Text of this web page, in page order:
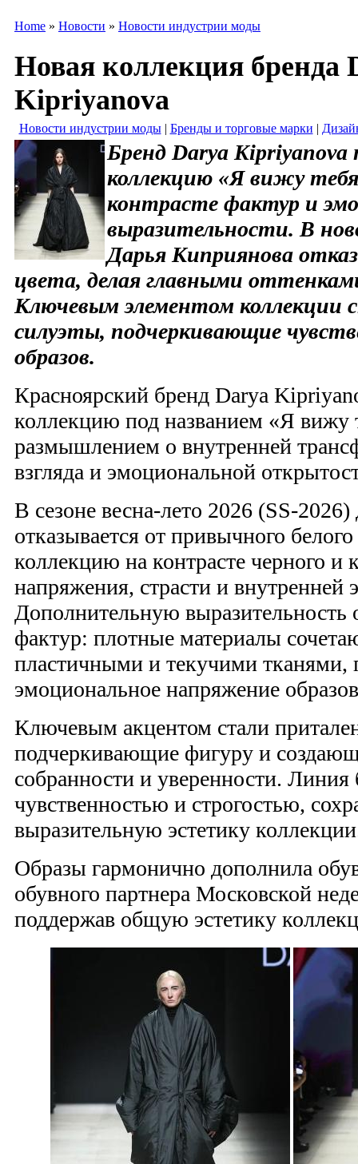
Home » Новости » Новости индустрии моды
Новая коллекция бренда
Kipriyanova
Новости индустрии моды| Бренды и торговые марки |
Бренд Darya Kipriyanova
коллекцию «Я вижу
контрасте фактур и
выразительности. В
Дарья Киприянова
цвета, делая главными
Ключевым элементом коллекции
силуэты, подчеркивающие
образов.
Красноярский бренд Darya
коллекцию под названием «Я вижу
размышлением о внутренней
взгляда и эмоциональной
В сезоне весна-лето 2026 (SS-2026)
отказывается от привычного
коллекцию на контрасте черного и
напряжения, страсти и внутренней
Дополнительную выразительность
фактур: плотные материалы
пластичными и текучими тканями,
эмоциональное напряжение
Ключевым акцентом стали
подчеркивающие фигуру и
собранности и уверенности.
чувственностью и строгостью,
выразительную эстетику
Образы гармонично дополнила
обувного партнера Московской
поддержав общую эстетику